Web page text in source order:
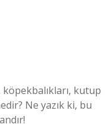
kutup
Ne yazık ki, bu